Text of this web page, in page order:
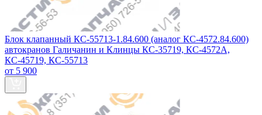
Блок клапанный КС-55713-1.84.600 (аналог КС-4572.84.600)
автокранов Галичанин и Клинцы КС-35719, КС-4572А,
КС-45719, КС-55713
от 5 900